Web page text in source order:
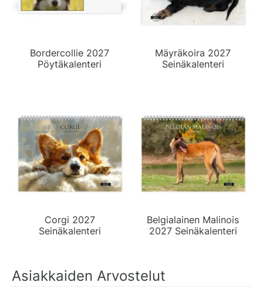
Bordercollie 2027
Pöytäkalenteri
Mäyräkoira 2027
Seinäkalenteri
Corgi 2027
Seinäkalenteri
Belgialainen Malinois
2027 Seinäkalenteri
Asiakkaiden Arvostelut